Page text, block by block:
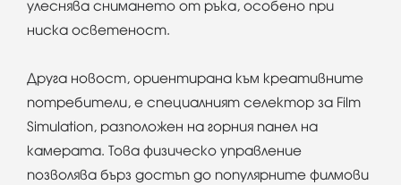
улеснява снимането от ръка, особено при
ниска осветеност.
Друга новост, ориентирана към креативните
потребители, е специалният селектор за Film
Simulation, разположен на горния панел на
камерата. Това физическо управление
позволява бърз достъп до популярните филмови